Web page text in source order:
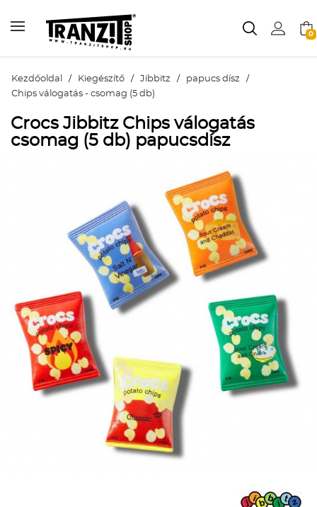
0
Kezdőoldal / Kiegészítő / Jibbitz / papucs dísz /
Chips válogatás - csomag (5 db)
Crocs Jibbitz Chips válogatás
csomag (5 db) papucsdísz